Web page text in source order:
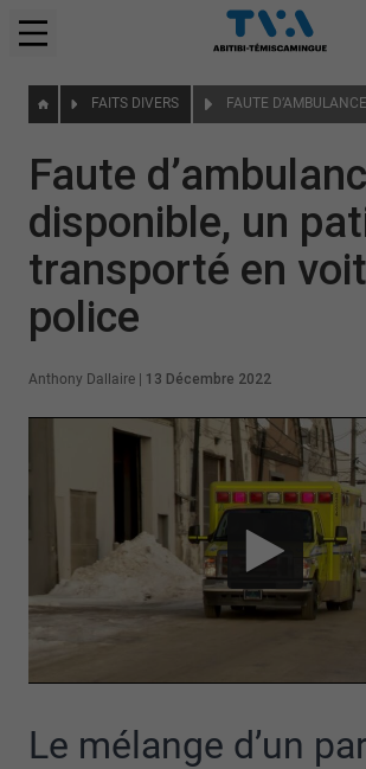
FAITS DIVERS
Faute
disponible, un
transporté en
police
Anthony Dallaire 13 Décembre 2022
Le mélange d’un